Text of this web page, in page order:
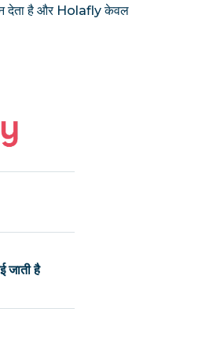
देता है और Holafly केवल
जाती है